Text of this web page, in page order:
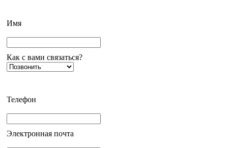
Имя
Как с вами связаться?
Телефон
Электронная почта